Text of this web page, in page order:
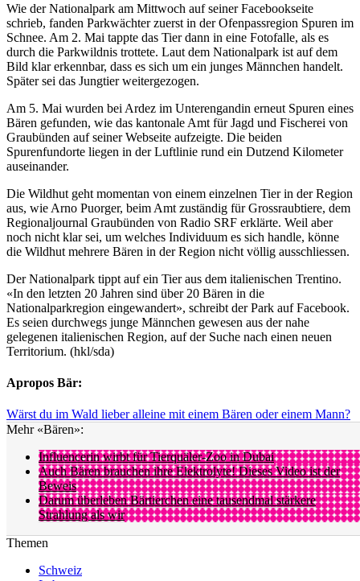
Wie der Nationalpark am Mittwoch auf seiner Facebookseite
schrieb, fanden Parkwächter zuerst in der Ofenpassregion Spuren im
Schnee. Am 2. Mai tappte das Tier dann in eine Fotofalle, als es
durch die Parkwildnis trottete. Laut dem Nationalpark ist auf dem
Bild klar erkennbar, dass es sich um ein junges Männchen handelt.
Später sei das Jungtier weitergezogen.
Am 5. Mai wurden bei Ardez im Unterengandin erneut Spuren eines
Bären gefunden, wie das kantonale Amt für Jagd und Fischerei von
Graubünden auf seiner Webseite aufzeigte. Die beiden
Spurenfundorte liegen in der Luftlinie rund ein Dutzend Kilometer
auseinander.
Die Wildhut geht momentan von einem einzelnen Tier in der Region
aus, wie Arno Puorger, beim Amt zuständig für Grossraubtiere, dem
Regionaljournal Graubünden von Radio SRF erklärte. Weil aber
noch nicht klar sei, um welches Individuum es sich handle, könne
die Wildhut mehrere Bären in der Region nicht völlig ausschliessen.
Der Nationalpark tippt auf ein Tier aus dem italienischen Trentino.
«In den letzten 20 Jahren sind über 20 Bären in die
Nationalparkregion eingewandert», schreibt der Park auf Facebook.
Es seien durchwegs junge Männchen gewesen aus der nahe
gelegenen italienischen Region, auf der Suche nach einen neuen
Territorium. (hkl/sda)
Apropos Bär:
Wärst du im Wald lieber alleine mit einem Bären oder einem Mann?
Mehr «Bären»:
Influencerin wirbt für Tierquäler-Zoo in Dubai
Auch Bären brauchen ihre Elektrolyte! Dieses Video ist der
Beweis
Darum überleben Bärtierchen eine tausendmal stärkere
Strahlung als wir
Themen
Schweiz